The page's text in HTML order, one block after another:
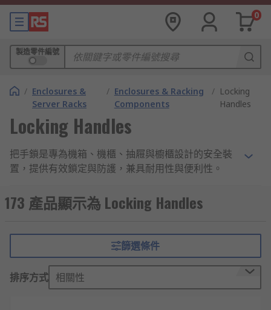
0
製造零件編號
/ Enclosures &
Server Racks
/ Enclosures & Racking
Components
/ Locking
Handles
Locking Handles
把手鎖是專為機箱、機櫃、抽屜與櫥櫃設計的安全裝
置，提供有效鎖定與防護，兼具耐用性與便利性。
機箱櫃鎖的種類及優勢
備到日常收納的多元需求。
T 型鎖柄:T 型把手鎖安裝在機櫃門或櫥櫃鎖
上，外觀呈「T」字型，轉動時省力，適合大型
173 產品顯示為 Locking Handles
篩選條件
排序方式 相關性